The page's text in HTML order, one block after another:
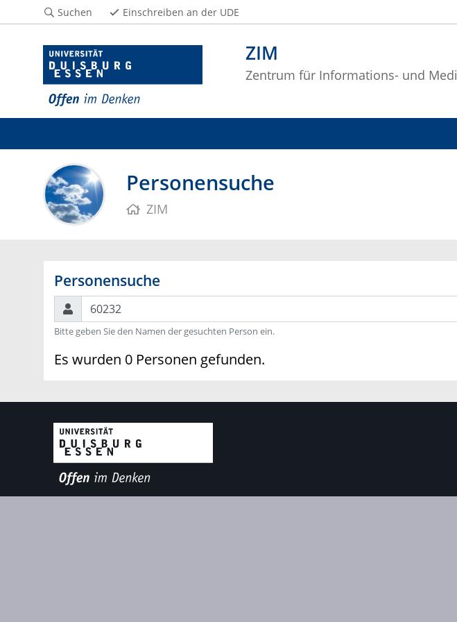
ZIM
Zentrum für Informations- und
Suchen Einschreiben an der UDE
Personensuche
ZIM
Personensuche
Suchen
Bitte geben Sie den Namen der gesuchten Person ein.
Es wurden 0 Personen gefunden.